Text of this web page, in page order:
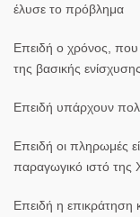
έλυσε το πρόβλημα
Επειδή ο χρόνος, που
της βασικής
Επειδή υπάρχουν
Επειδή οι πληρωμές
παραγωγικό ιστό της
Επειδή η επικράτηση